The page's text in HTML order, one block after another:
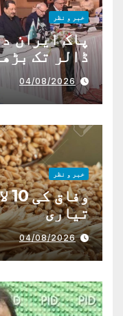
خبر و نظر
ڈالر تک
04/08/2026
خبر و نظر
تیاری
04/08/2026